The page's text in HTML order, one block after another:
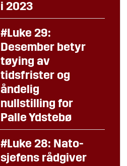
i 2023
#Luke 29:
Desember betyr
tøying av
tidsfrister og
åndelig
nullstilling for
Palle Ydstebø
#Luke 28: Nato-
sjefens rådgiver